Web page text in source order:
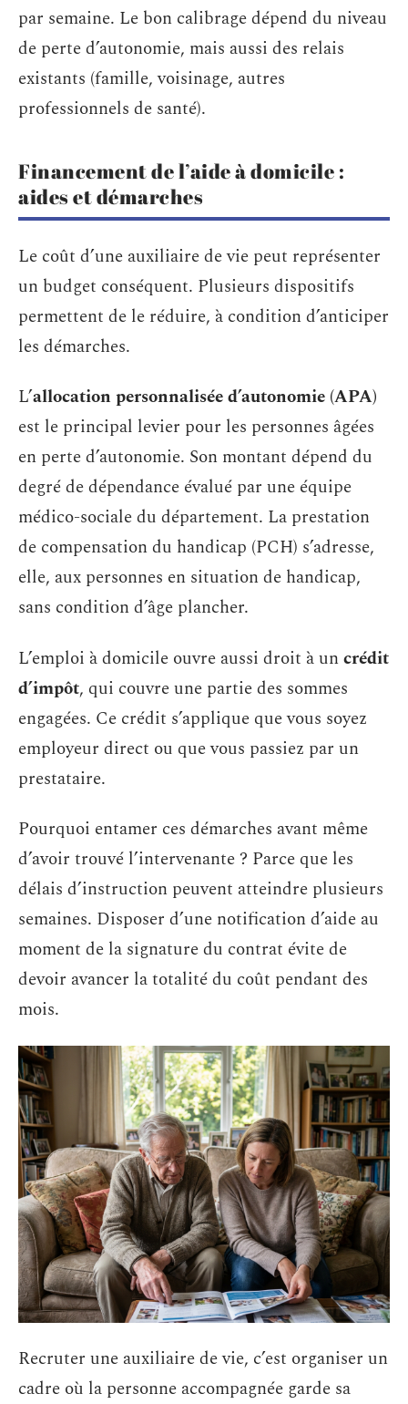
par semaine. Le bon calibrage dépend du niveau
de perte d’autonomie, mais aussi des relais
existants (famille, voisinage, autres
professionnels de santé).
Financement de l’aide à domicile :
aides et démarches
Le coût d’une auxiliaire de vie peut représenter
un budget conséquent. Plusieurs dispositifs
permettent de le réduire, à condition d’anticiper
les démarches.
L’allocation personnalisée d’autonomie (APA)
est le principal levier pour les personnes âgées
en perte d’autonomie. Son montant dépend du
degré de dépendance évalué par une équipe
médico-sociale du département. La prestation
de compensation du handicap (PCH) s’adresse,
elle, aux personnes en situation de handicap,
sans condition d’âge plancher.
L’emploi à domicile ouvre aussi droit à uncrédit
d’impôt, qui couvre une partie des sommes
engagées. Ce crédit s’applique que vous soyez
employeur direct ou que vous passiez par un
prestataire.
Pourquoi entamer ces démarches avant même
d’avoir trouvé l’intervenante ? Parce que les
délais d’instruction peuvent atteindre plusieurs
semaines. Disposer d’une notification d’aide au
moment de la signature du contrat évite de
devoir avancer la totalité du coût pendant des
mois.
Recruter une auxiliaire de vie, c’est organiser un
cadre où la personne accompagnée garde sa